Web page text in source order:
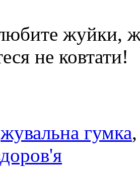
жуйки,
не ковтати!
жувальна гумка